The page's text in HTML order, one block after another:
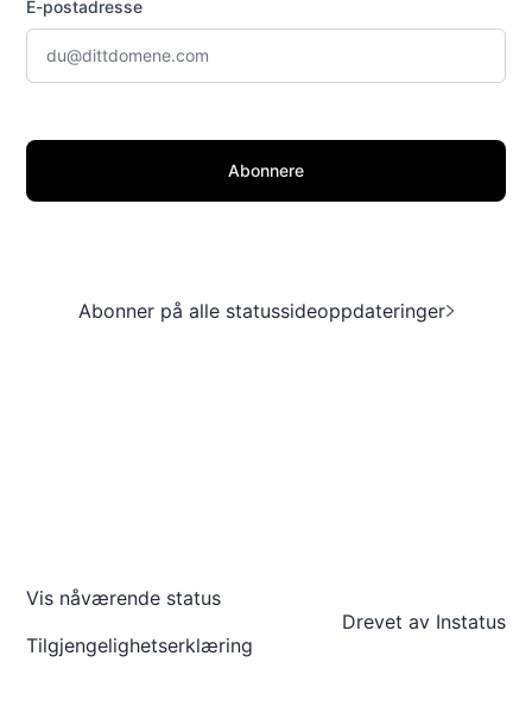
E-postadresse
Abonnere
Abonner på alle statussideoppdateringer
Vis nåværende status
Tilgjengelighetserklæring
Drevet av Instatus